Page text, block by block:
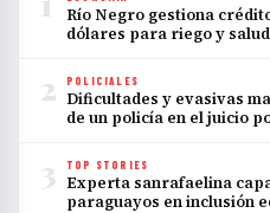
Río Negro gestiona
dólares para riego y
2 POLICIALES
Dificultades y evasivas
de un policía en el juicio
3 TOP STORIES
Experta sanrafaelina
paraguayos en inclusión